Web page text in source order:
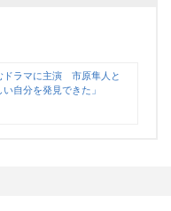
ドラマに主演 市原隼人と
自分を発見できた」